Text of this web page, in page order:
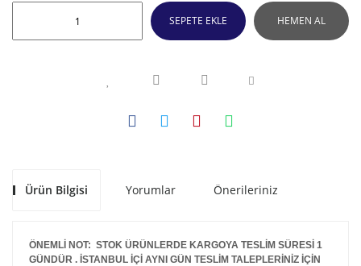
SEPETE EKLE HEMEN AL
Ürün Bilgisi Yorumlar Önerileriniz
ÖNEMLİ NOT: STOK ÜRÜNLERDE KARGOYA TESLİM SÜRESİ 1
GÜNDÜR . İSTANBUL İÇİ AYNI GÜN TESLİM TALEPLERİNİZ İÇİN